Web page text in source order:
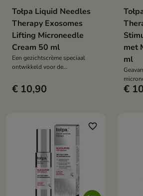
Tołpa Liquid Needles
Therapy Exosomes
Lifting Microneedle
Cream 50 ml
Een gezichtscrème speciaal
ontwikkeld voor de
microneedlingbehandeling. De
crème kalmeert irritaties,
€ 10,90
met
ml
PDRN
€
favorite_border